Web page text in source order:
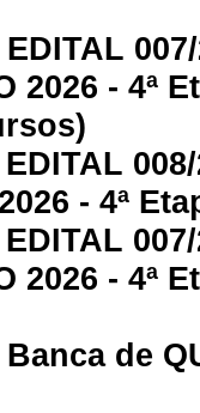
EDITAL
2026 - 4ª
EDITAL
- 4ª
EDITAL
2026 - 4ª
Banca de